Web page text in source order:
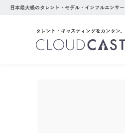
日本最大級のタレント・モデル・インフルエンサ
タレント・キャスティングをカンタン